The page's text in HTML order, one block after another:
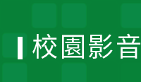
校園影音